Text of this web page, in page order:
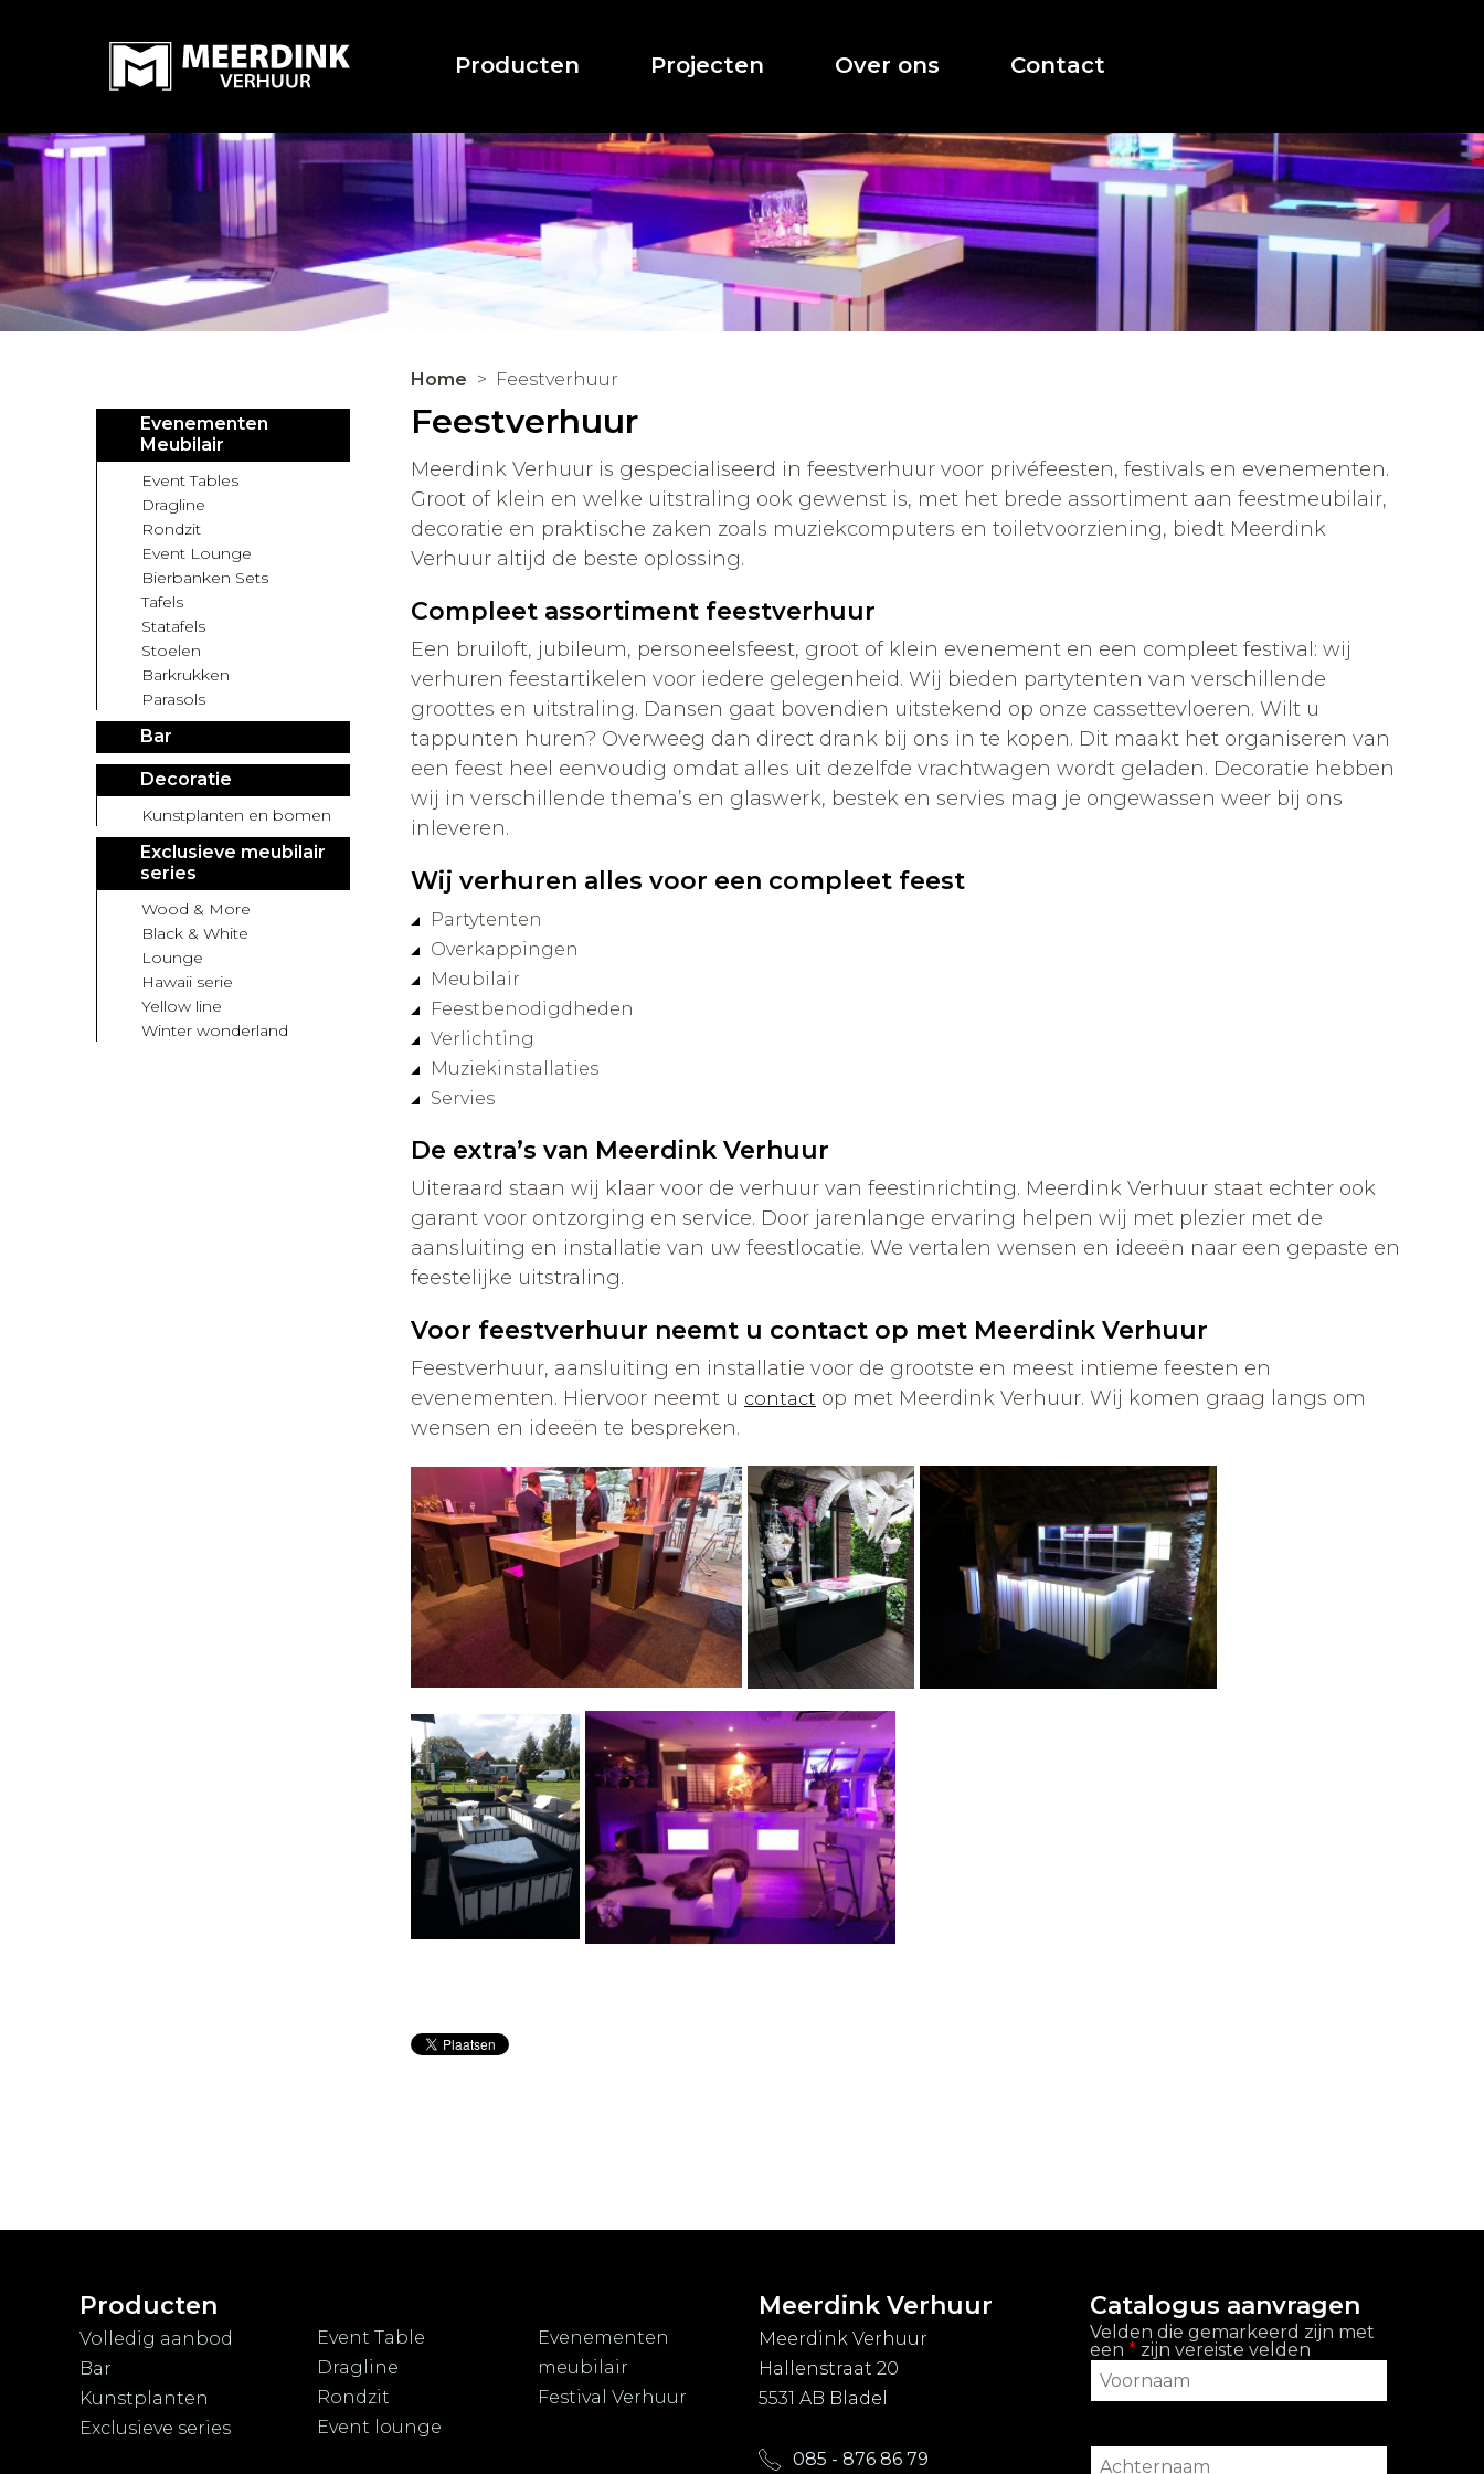
Producten Projecten Over ons Contact
Evenementen
Meubilair
Event Tables
Dragline
Rondzit
Event Lounge
Bierbanken Sets
Tafels
Statafels
Stoelen
Barkrukken
Parasols
Bar
Decoratie
Kunstplanten en bomen
Exclusieve meubilair
series
Wood & More
Black & White
Lounge
Hawaii serie
Yellow line
Winter wonderland
Home Feestverhuur
Feestverhuur
Meerdink Verhuur is gespecialiseerd in feestverhuur voor privéfeesten, festivals en evenementen.
Groot of klein en welke uitstraling ook gewenst is, met het brede assortiment aan feestmeubilair,
decoratie en praktische zaken zoals muziekcomputers en toiletvoorziening, biedt Meerdink
Verhuur altijd de beste oplossing.
Compleet assortiment feestverhuur
Een bruiloft, jubileum, personeelsfeest, groot of klein evenement en een compleet festival: wij
verhuren feestartikelen voor iedere gelegenheid. Wij bieden partytenten van verschillende
groottes en uitstraling. Dansen gaat bovendien uitstekend op onze cassettevloeren. Wilt u
tappunten huren? Overweeg dan direct drank bij ons in te kopen. Dit maakt het organiseren van
een feest heel eenvoudig omdat alles uit dezelfde vrachtwagen wordt geladen. Decoratie hebben
wij in verschillende thema’s en glaswerk, bestek en servies mag je ongewassen weer bij ons
inleveren.
Wij verhuren alles voor een compleet feest
Partytenten
Overkappingen
Meubilair
Feestbenodigdheden
Verlichting
Muziekinstallaties
Servies
De extra’s van Meerdink Verhuur
Uiteraard staan wij klaar voor de verhuur van feestinrichting. Meerdink Verhuur staat echter ook
garant voor ontzorging en service. Door jarenlange ervaring helpen wij met plezier met de
aansluiting en installatie van uw feestlocatie. We vertalen wensen en ideeën naar een gepaste en
feestelijke uitstraling.
Voor feestverhuur neemt u contact op met Meerdink Verhuur
Feestverhuur, aansluiting en installatie voor de grootste en meest intieme feesten en
evenementen. Hiervoor neemt u contact op met Meerdink Verhuur. Wij komen graag langs om
wensen en ideeën te bespreken.
Producten
Volledig aanbod
Bar
Kunstplanten
Exclusieve series
Event Table
Dragline
Rondzit
Event lounge
Evenementen
meubilair
Festival Verhuur
Meerdink Verhuur
Meerdink Verhuur
Hallenstraat 20
5531 AB Bladel
085 - 876 86 79
Catalogus aanvragen
Velden die gemarkeerd zijn met
een * zijn vereiste velden